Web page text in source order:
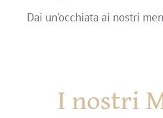
Dai un'occhiata ai nostri
I nostri